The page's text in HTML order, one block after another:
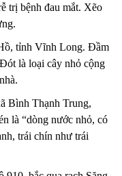
trị bệnh đau mắt. Xẽo
tỉnh Vĩnh Long. Đầm
là loại cây nhỏ cộng
Bình Thạnh Trung,
là “dòng nước nhỏ, có
trái chín như trái